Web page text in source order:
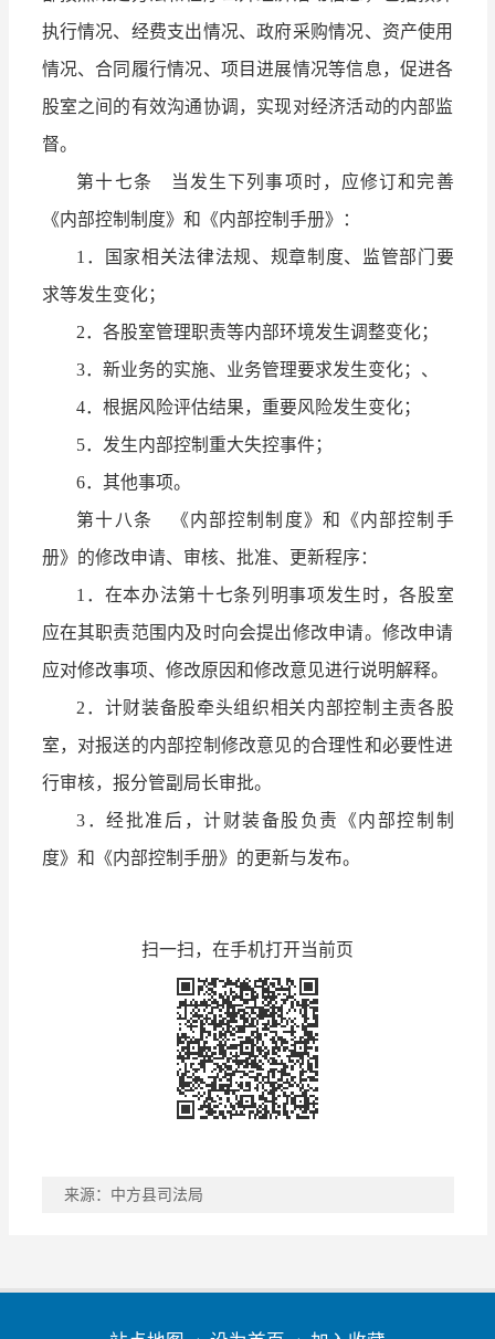
执行情况、经费支出情况、政府采购情况、资产使用
情况、合同履行情况、项目进展情况等信息，促进各
股室之间的有效沟通协调，实现对经济活动的内部监
督。
第十七条 当发生下列事项时，应修订和完善
《内部控制制度》和《内部控制手册》：
1．国家相关法律法规、规章制度、监管部门要
求等发生变化；
2．各股室管理职责等内部环境发生调整变化；
3．新业务的实施、业务管理要求发生变化；、
4．根据风险评估结果，重要风险发生变化；
5．发生内部控制重大失控事件；
6．其他事项。
第十八条 《内部控制制度》和《内部控制手
册》的修改申请、审核、批准、更新程序：
1．在本办法第十七条列明事项发生时，各股室
应在其职责范围内及时向会提出修改申请。修改申请
应对修改事项、修改原因和修改意见进行说明解释。
2．计财装备股牵头组织相关内部控制主责各股
室，对报送的内部控制修改意见的合理性和必要性进
行审核，报分管副局长审批。
3．经批准后，计财装备股负责《内部控制制
度》和《内部控制手册》的更新与发布。
扫一扫，在手机打开当前页
来源：中方县司法局